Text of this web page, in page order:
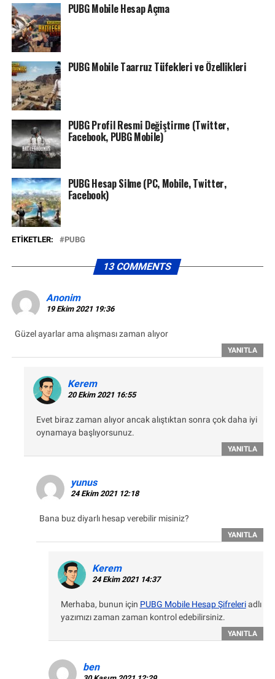
PUBG Mobile Hesap Açma
PUBG Mobile Taarruz Tüfekleri ve Özellikleri
PUBG Profil Resmi Değiştirme (Twitter,
Facebook, PUBG Mobile)
PUBG Hesap Silme (PC, Mobile, Twitter,
Facebook)
ETIKETLER: PUBG
13 COMMENTS
Anonim
19 Ekim 2021 19:36
Güzel ayarlar ama alışması zaman alıyor
YANITLA
Kerem
20 Ekim 2021 16:55
Evet biraz zaman alıyor ancak alıştıktan sonra çok daha iyi
oynamaya başlıyorsunuz.
YANITLA
yunus
24 Ekim 2021 12:18
Bana buz diyarlı hesap verebilir misiniz?
YANITLA
Kerem
24 Ekim 2021 14:37
Merhaba, bunun için PUBG Mobile Hesap Şifreleriadlı
yazımızı zaman zaman kontrol edebilirsiniz.
YANITLA
ben